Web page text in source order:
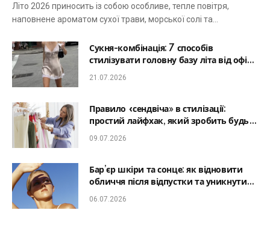
Літо 2026 приносить із собою особливе, тепле повітря,
наповнене ароматом сухої трави, морської солі та…
Сукня-комбінація: 7 способів
стилізувати головну базу літа від офісу
до романтичної вечері
21.07.2026
Правило «сендвіча» в стилізації:
простий лайфхак, який зробить будь-
який образ гармонійним
09.07.2026
Бар’єр шкіри та сонце: як відновити
обличчя після відпустки та уникнути
фотостаріння
06.07.2026